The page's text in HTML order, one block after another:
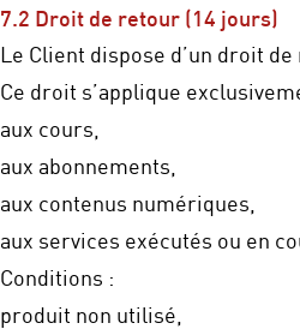
7.2 Droit de retour (14 jours)
Le Client dispose d’un droit
Ce droit s’applique
aux cours,
aux abonnements,
aux contenus numériques,
aux services exécutés ou en
Conditions :
produit non utilisé,